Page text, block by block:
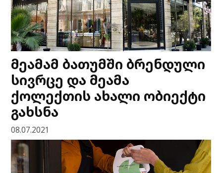
მეამამ ბათუმში ბრენდული
სივრცე და მეამა
ქოლექთის ახალი ობიექტი
გახსნა
08.07.2021